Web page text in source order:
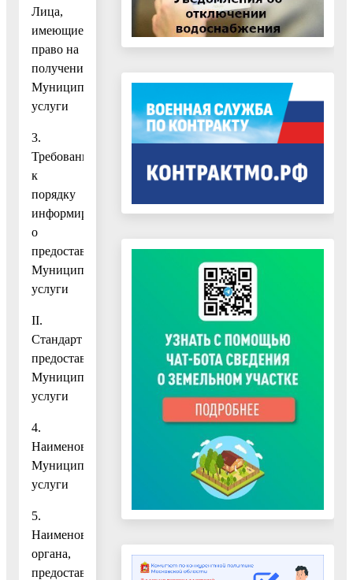
Лица,
имеющие
право на
получение
Муниципальной
услуги
3.
Требования
к
порядку
информирования
о
предоставлении
Муниципальной
услуги
II.
Стандарт
предоставления
Муниципальной
услуги
4.
Наименование
Муниципальной
услуги
5.
Наименование
органа,
предоставляющего